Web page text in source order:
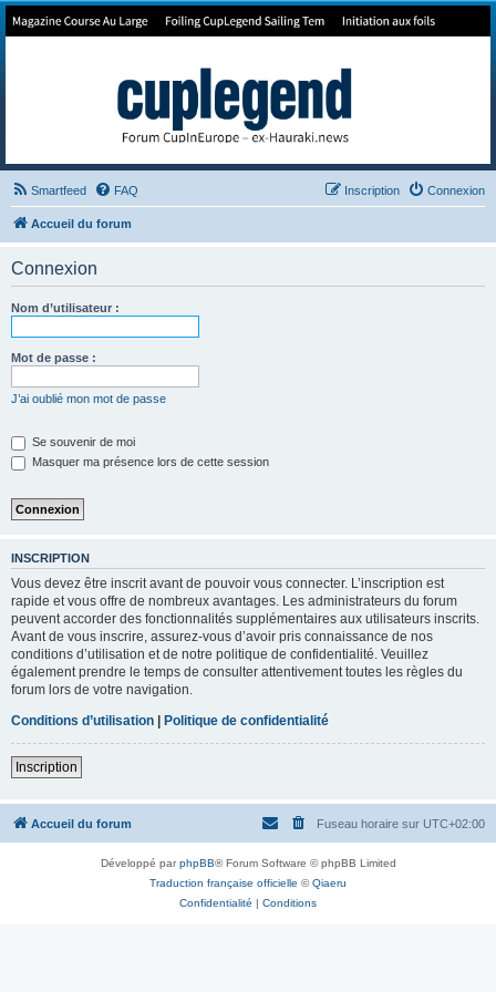
Forum de Cup In Europe
Smartfeed FAQ Connexion
Inscription
Accueil du forum
Connexion
Nom d’utilisateur :
Mot de passe :
J’ai oublié mon mot de passe
Se souvenir de moi
Masquer ma présence lors de cette session
INSCRIPTION
Vous devez être inscrit avant de pouvoir vous connecter. L’inscription est
rapide et vous offre de nombreux avantages. Les administrateurs du forum
peuvent accorder des fonctionnalités supplémentaires aux utilisateurs inscrits.
Avant de vous inscrire, assurez-vous d’avoir pris connaissance de nos
conditions d’utilisation et de notre politique de confidentialité. Veuillez
également prendre le temps de consulter attentivement toutes les règles du
forum lors de votre navigation.
Conditions d’utilisation
Politique de confidentialité
Inscription
Accueil du forum Fuseau horaire sur UTC+02:00
Développé parphpBB® Forum Software © phpBB Limited
Traduction française officielle ©Qiaeru
Confidentialité | Conditions